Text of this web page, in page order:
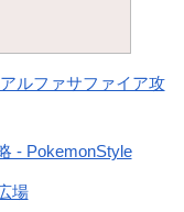
ルファサファイア攻
- PokemonStyle
場